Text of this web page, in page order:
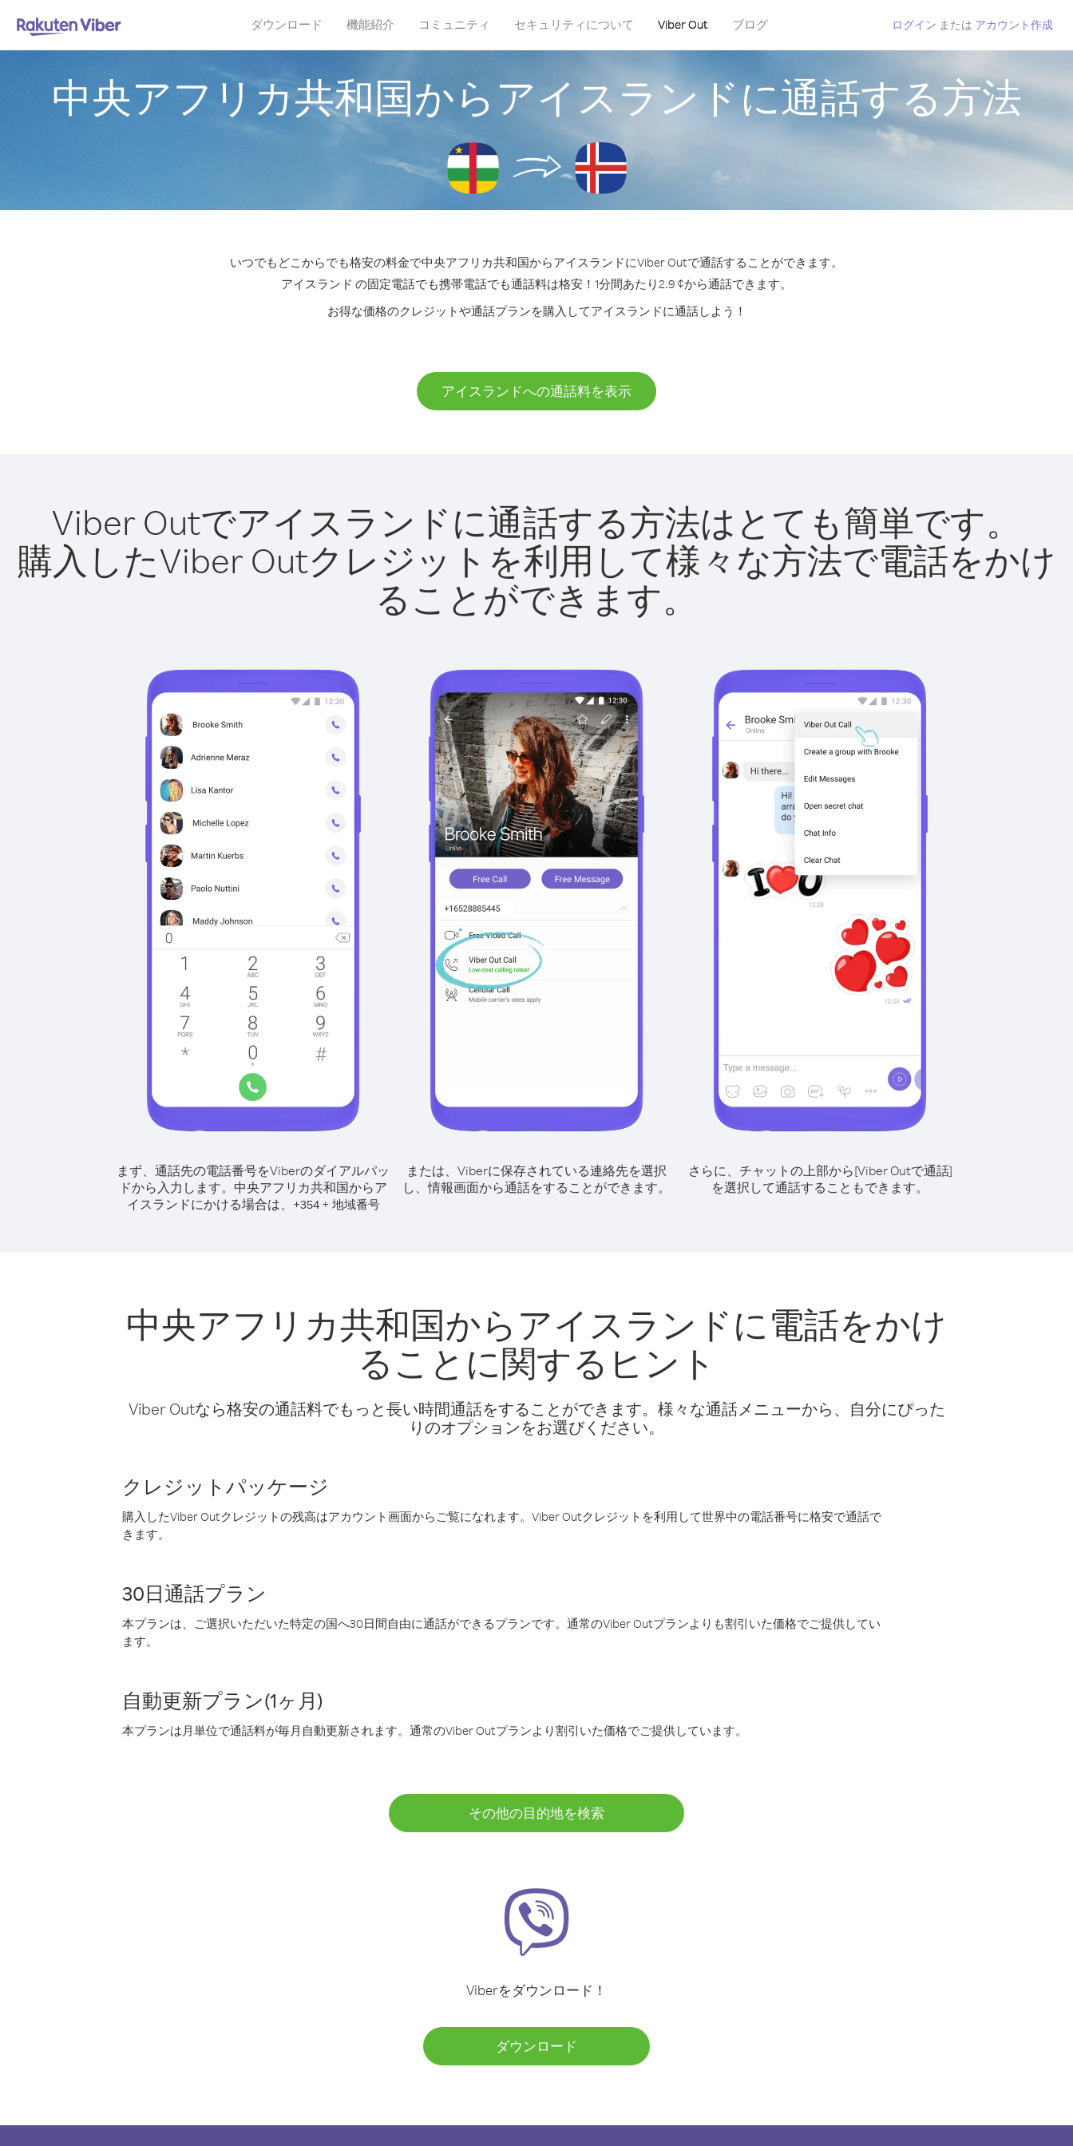
ダウンロード 機能紹介 コミュニティ セキュリティについて Viber Out ブログ ログイン または アカウント作成
中央アフリカ共和国からアイスランドに通話する方法
いつでもどこからでも格安の料金で中央アフリカ共和国からアイスランドにViber Outで通話することができます。
アイスランド の固定電話でも携帯電話でも通話料は格安！1分間あたり2.9 ¢から通話できます。
お得な価格のクレジットや通話プランを購入してアイスランドに通話しよう！
アイスランドへの通話料を表示
Viber Outでアイスランドに通話する方法はとても簡単です。
購入したViber Outクレジットを利用して様々な方法で電話をかけ
ることができます。
まず、通話先の電話番号をViberのダイアルパッ
ドから入力します。 中央アフリカ共和国からア
イスランドにかける場合は、
+354+ 地域番号
または、Viberに保存されている連絡先を選択
し、情報画面から通話をすることができます。
さらに、チャットの上部から[Viber Outで通話]
を選択して通話することもできます。
中央アフリカ共和国からアイスランドに電話をかけ
ることに関するヒント
Viber Outなら格安の通話料でもっと長い時間通話をすることができます。様々な通話メニューから、自分にぴった
りのオプションをお選びください。
クレジットパッケージ
購入したViber Outクレジットの残高はアカウント画面からご覧になれます。Viber Outクレジットを利用して世界中の電話番号に格安で通話で
きます。
30日通話プラン
本プランは、ご選択いただいた特定の国へ30日間自由に通話ができるプランです。通常のViber Outプランよりも割引いた価格でご提供してい
ます。
自動更新プラン(1ヶ月)
本プランは月単位で通話料が毎月自動更新されます。通常のViber Outプランより割引いた価格でご提供しています。
その他の目的地を検索
Viberをダウンロード！
ダウンロード